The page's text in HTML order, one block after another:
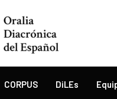
CORPUS DiLEs